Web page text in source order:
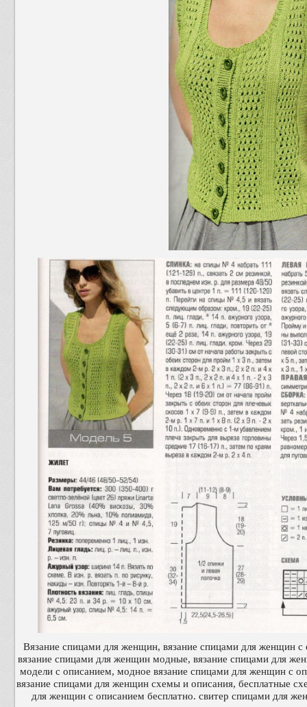
Вязание спицами для женщин, вязание спицами для женщин
вязание спицами для женщин модные, вязание спицами для
модели с описанием, модное вязание спицами для женщин с
вязание спицами для женщин схемы и описания, бесплатные
для женщин с описанием бесплатно. свитер спицами для